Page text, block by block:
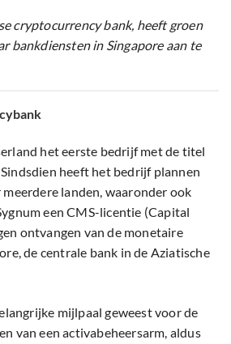
cryptocurrency bank, heeft groen
bankdiensten in Singapore aan te
het eerste bedrijf met de titel
heeft het bedrijf plannen
landen, waaronder ook
een CMS-licentie (Capital
ontvangen van de monetaire
de centrale bank in de Aziatische
mijlpaal geweest voor de
van een activabeheersarm, aldus